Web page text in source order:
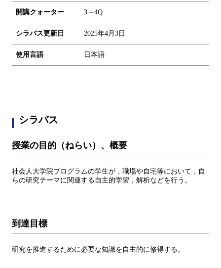
開講クォーター 3～4Q
シラバス更新日 2025年4月3日
使用言語 日本語
シラバス
授業の目的（ねらい）、概要
社会人大学院プログラムの学生が，職場や自宅等において，自
らの研究テーマに関連する自主的学習，解析などを行う。
到達目標
研究を推進するために必要な知識を自主的に修得する。